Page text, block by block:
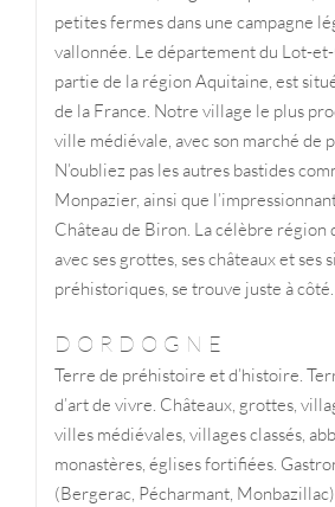
petites fermes dans une campagne
vallonnée. Le département du Lot-
partie de la région Aquitaine, est
de la France. Notre village le plus
ville médiévale, avec son marché de
N’oubliez pas les autres bastides
Monpazier, ainsi que
Château de Biron. La célèbre région
avec ses grottes, ses châteaux et ses
préhistoriques, se trouve juste à côté.
DORDOGNE
Terre de préhistoire et d’histoire.
d’art de vivre. Châteaux, grottes,
villes médiévales, villages classés,
monastères, églises fortifiées.
(Bergerac, Pécharmant,